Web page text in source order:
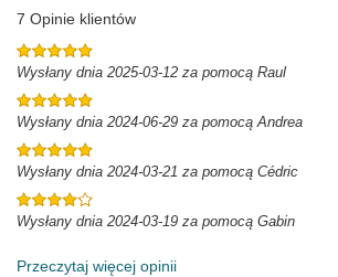
7 Opinie klientów
Wysłany dnia 2025-03-12 za pomocą Raul
Wysłany dnia 2024-06-29 za pomocą Andrea
Wysłany dnia 2024-03-21 za pomocą Cédric
Wysłany dnia 2024-03-19 za pomocą Gabin
Przeczytaj więcej opinii